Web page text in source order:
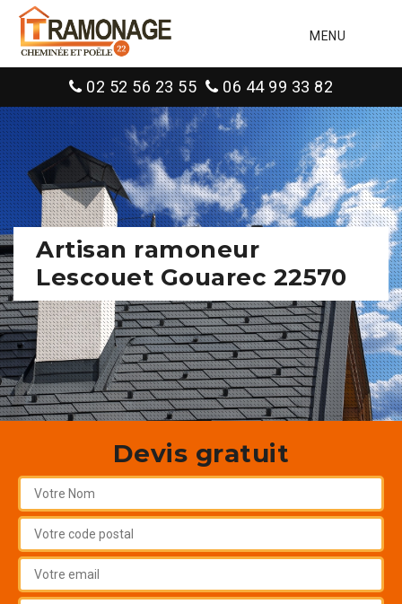
MENU
02 52 56 23 55 06 44 99 33 82
Artisan ramoneur
Lescouet Gouarec 22570
Devis gratuit